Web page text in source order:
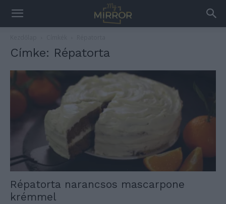
Címke: Répatorta
Répatorta narancsos mascarpone
krémmel